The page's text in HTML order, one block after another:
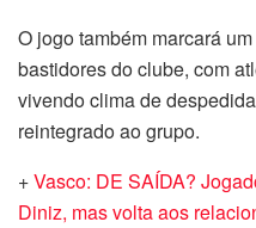
O jogo também marcará
bastidores do clube, com
vivendo clima de
reintegrado ao grupo.
+Vasco: DE SAÍDA?
Diniz, mas volta aos